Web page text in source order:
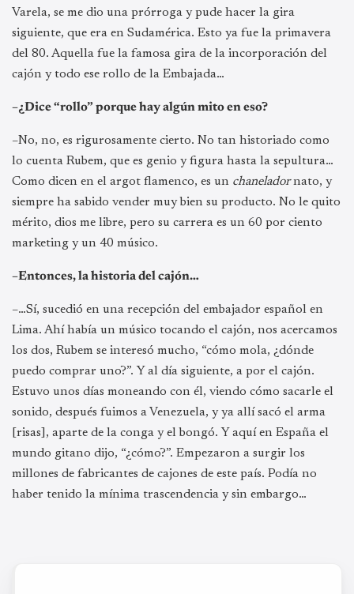
Varela, se me dio una prórroga y pude hacer la gira
siguiente, que era en Sudamérica. Esto ya fue la primavera
del 80. Aquella fue la famosa gira de la incorporación del
cajón y todo ese rollo de la Embajada…
–¿Dice “rollo” porque hay algún mito en eso?
–No, no, es rigurosamente cierto. No tan historiado como
lo cuenta Rubem, que es genio y figura hasta la sepultura…
Como dicen en el argot flamenco, es un chaneladornato, y
siempre ha sabido vender muy bien su producto. No le quito
mérito, dios me libre, pero su carrera es un 60 por ciento
marketing y un 40 músico.
–Entonces, la historia del cajón…
–…Sí, sucedió en una recepción del embajador español en
Lima. Ahí había un músico tocando el cajón, nos acercamos
los dos, Rubem se interesó mucho, “cómo mola, ¿dónde
puedo comprar uno?”. Y al día siguiente, a por el cajón.
Estuvo unos días moneando con él, viendo cómo sacarle el
sonido, después fuimos a Venezuela, y ya allí sacó el arma
[risas], aparte de la conga y el bongó. Y aquí en España el
mundo gitano dijo, “¿cómo?”. Empezaron a surgir los
millones de fabricantes de cajones de este país. Podía no
haber tenido la mínima trascendencia y sin embargo…